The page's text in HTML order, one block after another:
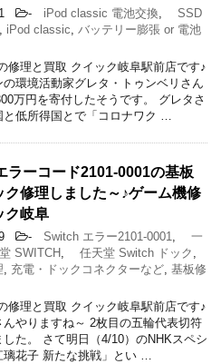
- iPod classic 電池交換,
SSD
, iPod classic, バッテリー膨張 or 電池
修理と買取 クイック岐阜駅前店です♪
の環境活動家グレタ・トゥンベリさん
万円を寄付したそうです。 グレタさ
と低所得国とで「コロナワク …
ラーコード2101-0001の基板
ク修理しました～♪ゲーム機修
ク岐阜
- Switch エラー2101-0001,
一
SWITCH , 任天堂 Switch ドック ,
, 充電・ドックコネクターなど, 基板修
修理と買取 クイック岐阜駅前店です♪
んやりますね～ 2枚目の五輪代表切符
した。 さて明日（4/10）のNHKスペシ
璃花子 新たな挑戦」とい …